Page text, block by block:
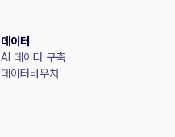
데이터
AI 데이터 구축
데이터바우처